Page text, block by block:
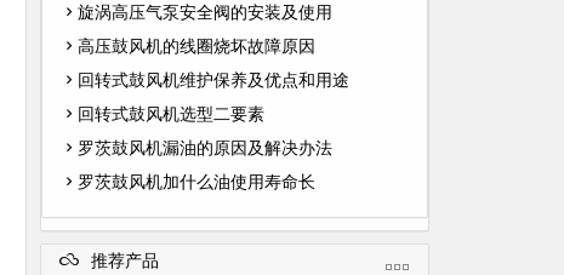
旋涡高压气泵安全阀的安装及使用
高压鼓风机的线圈烧坏故障原因
回转式鼓风机维护保养及优点和用途
回转式鼓风机选型二要素
罗茨鼓风机漏油的原因及解决办法
罗茨鼓风机加什么油使用寿命长
推荐产品